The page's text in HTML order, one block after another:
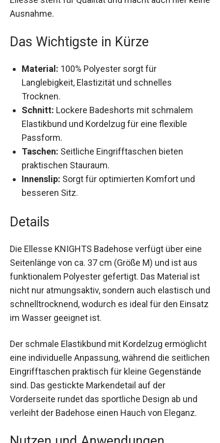
keine Ausnahme.
Das Wichtigste in Kürze
Langlebigkeit, Elastizität und schnelles
Trocknen.
Schnitt:Lockere Badeshorts mit schmalem
Elastikbund und Kordelzug für eine flexible
Passform.
Taschen:Seitliche Eingrifftaschen bieten
praktischen Stauraum.
Innenslip:Sorgt für optimierten Komfort und
besseren Sitz.
Details
Seitenlänge von ca. 37 cm (Größe M) und ist aus
funktionalem Polyester gefertigt. Das Material ist
nicht nur atmungsaktiv, sondern auch elastisch
und schnelltrocknend, wodurch es ideal für den
Einsatz im Wasser geeignet ist.
ermöglicht eine individuelle Anpassung, während
die seitlichen Eingrifftaschen praktisch für kleine
Gegenstände sind. Das gestickte Markendetail
auf der Vorderseite rundet das sportliche Design
ab und verleiht der Badehose einen Hauch von
Eleganz.